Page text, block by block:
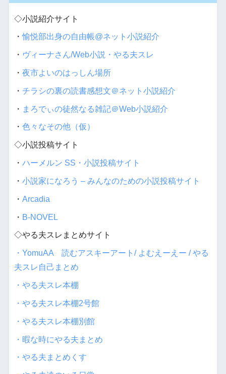
◇小説紹介サイト
・愉悦部出身の自由帳@ネット小説紹介
・ ヴィーナさん/Web小説・やる夫スレ
・ 夜市よいのはっしん場所
・ チラシの裏の読書感想文＠ネット小説紹介
・ まろでぃの徒然なる雑記＠Web小説紹介
・ 色々なその他（仮）
◇小説投稿サイト
・ ハーメルン SS・小説投稿サイト
・ 小説家になろう – みんなのための小説投稿サイト
・ Arcadia
・ B-NOVEL
◇やる夫スレまとめサイト
・YomuAA 読むアスキーアート/ よむえーえー / やる
夫スレ自己まとめ
・やる夫スレ本棚
・やる夫スレ本棚2号館
・やる夫スレ本棚別館
・暇な時にやる夫まとめ
・やる夫まとめくす